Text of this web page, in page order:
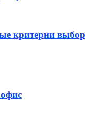
критерии